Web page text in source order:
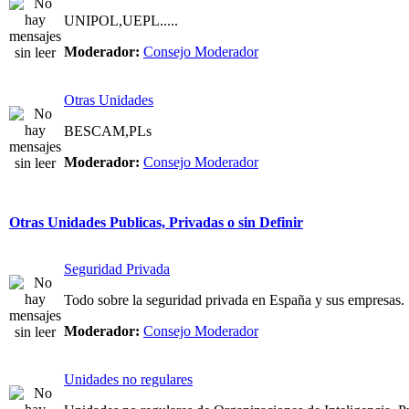
UNIPOL,UEPL.....
Moderador: Consejo Moderador
Otras Unidades
BESCAM,PLs
Moderador: Consejo Moderador
Otras Unidades Publicas, Privadas o sin Definir
Seguridad Privada
Todo sobre la seguridad privada en España y sus empresas.
Moderador: Consejo Moderador
Unidades no regulares